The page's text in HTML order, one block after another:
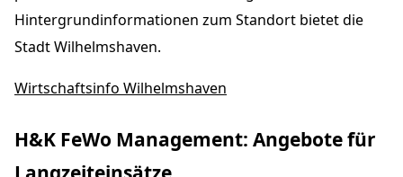
Hintergrundinformationen zum Standort bietet die
Stadt Wilhelmshaven.
Wirtschaftsinfo Wilhelmshaven
H&K FeWo Management: Angebote für